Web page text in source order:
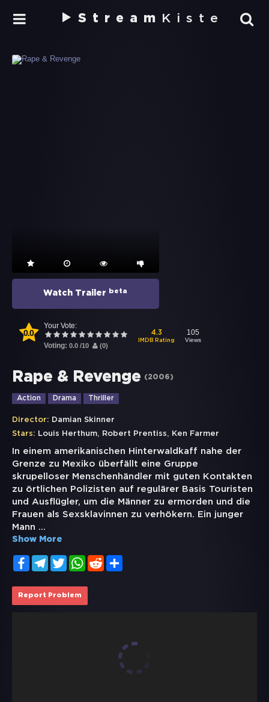
Stream Kiste
Watch Trailer beta
0.0
Your Vote:
Voting: 0.0 /10 (0)
4.3
IMDB Rating
105
Views
Rape & Revenge (2006)
Action Drama Thriller
Director: Damian Skinner
Stars: Louis Herthum, Robert Prentiss, Ken Farmer
In einem amerikanischen Hinterwaldkaff nahe der
Grenze zu Mexiko überfällt eine Gruppe
skrupelloser Menschenhändler mit guten Kontakten
zu örtlichen Polizisten auf regulärer Basis Touristen
und Ausflügler, um die Männer zu ermorden und die
Frauen als Sexsklavinnen zu verhökern. Ein junger
Mann ...
Show More
FacebookTelegramTwitterWhatsApp
Reddit
Report Problem